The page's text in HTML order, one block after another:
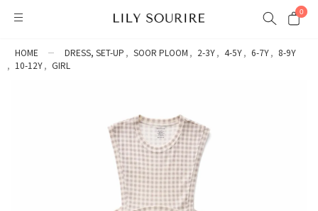
0
HOME DRESS, SET-UP SOOR PLOOM 2-3Y 4-5Y 6-7Y
8-9Y
10-12Y
GIRL